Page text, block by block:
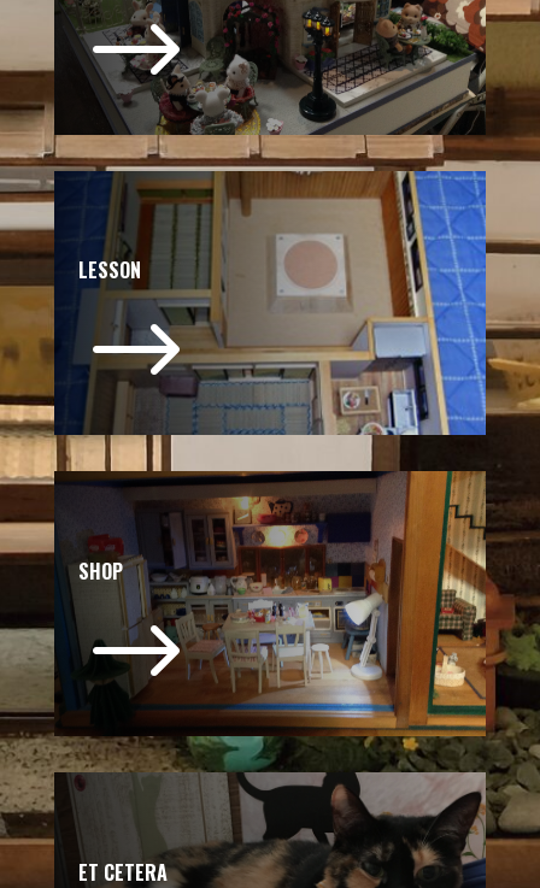
$
LESSON
$
SHOP
$
ET CETERA